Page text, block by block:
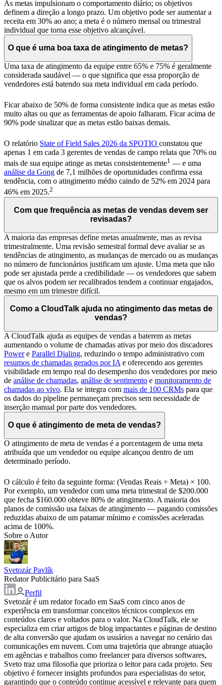
As metas impulsionam o comportamento diário; os objetivos
definem a direção a longo prazo. Um objetivo pode ser aumentar a
receita em 30% ao ano; a meta é o número mensal ou trimestral
individual que torna esse objetivo alcançável.
O que é uma boa taxa de atingimento de metas?
Uma taxa de atingimento da equipe entre 65% e 75% é geralmente
considerada saudável — o que significa que essa proporção de
vendedores está batendo sua meta individual em cada período.
Ficar abaixo de 50% de forma consistente indica que as metas estão
muito altas ou que as ferramentas de apoio falharam. Ficar acima de
90% pode sinalizar que as metas estão baixas demais.
O relatório State of Field Sales 2026 da SPOTIO constatou que
apenas 1 em cada 3 gerentes de vendas de campo relata que 70% ou
mais de sua equipe atinge as metas consistentemente1 — e uma
análise da Gong de 7,1 milhões de oportunidades confirma essa
tendência, com o atingimento médio caindo de 52% em 2024 para
46% em 2025.2
Com que frequência as metas de vendas devem ser
revisadas?
A maioria das empresas define metas anualmente, mas as revisa
trimestralmente. Uma revisão semestral formal deve avaliar se as
tendências de atingimento, as mudanças de mercado ou as mudanças
no número de funcionários justificam um ajuste. Uma meta que não
pode ser ajustada perde a credibilidade — os vendedores que sabem
que os alvos podem ser recalibrados tendem a continuar engajados,
mesmo em um trimestre difícil.
Como a CloudTalk ajuda no atingimento das metas de
vendas?
A CloudTalk ajuda as equipes de vendas a baterem as metas
aumentando o volume de chamadas ativas por meio dos discadores
Powere Parallel Dialing, reduzindo o tempo administrativo com
resumos de chamadas gerados por IA e oferecendo aos gerentes
visibilidade em tempo real do desempenho dos vendedores por meio
de análise de chamadas, análise de sentimento e monitoramento de
chamadas ao vivo. Ela se integra com mais de 100 CRMs para que
os dados do pipeline permaneçam precisos sem necessidade de
inserção manual por parte dos vendedores.
O que é atingimento de meta de vendas?
O atingimento de meta de vendas é a porcentagem de uma meta
atribuída que um vendedor ou equipe alcançou dentro de um
determinado período.
O cálculo é feito da seguinte forma: (Vendas Reais ÷ Meta) × 100.
Por exemplo, um vendedor com uma meta trimestral de $200.000
que fecha $160.000 obteve 80% de atingimento. A maioria dos
planos de comissão usa faixas de atingimento — pagando comissões
reduzidas abaixo de um patamar mínimo e comissões aceleradas
acima de 100%.
Sobre o Autor
Svetozár Pavlík
Redator Publicitário para SaaS
Perfil
Svetozár é um redator focado em SaaS com cinco anos de
experiência em transformar conceitos técnicos complexos em
conteúdos claros e voltados para o valor. Na CloudTalk, ele se
especializa em criar artigos de blog impactantes e páginas de destino
de alta conversão que ajudam os usuários a navegar no cenário das
comunicações em nuvem. Com uma trajetória que abrange atuação
em agências e trabalhos como freelancer para diversos softwares,
Sveto traz uma filosofia que prioriza o leitor para cada projeto. Seu
objetivo é fornecer insights profundos para especialistas do setor,
garantindo que o conteúdo continue acessível e relevante para quem